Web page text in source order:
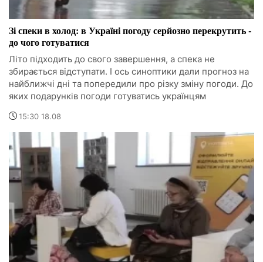
Зі спеки в холод: в Україні погоду серйозно перекрутить -
до чого готуватися
Літо підходить до свого завершення, а спека не
збирається відступати. І ось синоптики дали прогноз на
найближчі дні та попередили про різку зміну погоди. До
яких подарунків погоди готуватись українцям
15:30 18.08